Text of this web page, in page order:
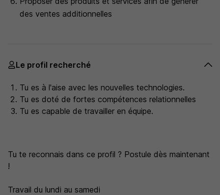
des ventes additionnelles
Le profil recherché
Tu es à l'aise avec les nouvelles technologies.
Tu es doté de fortes compétences relationnelles
Tu es capable de travailler en équipe.
Tu te reconnais dans ce profil ? Postule dès maintenant
!
Travail du lundi au samedi